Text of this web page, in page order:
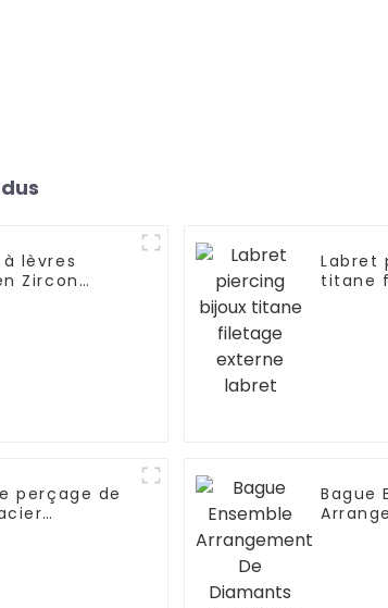
lèvres
Zircon
Labret
titane
perçage de
Bague